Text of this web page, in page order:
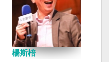
楊斯棓